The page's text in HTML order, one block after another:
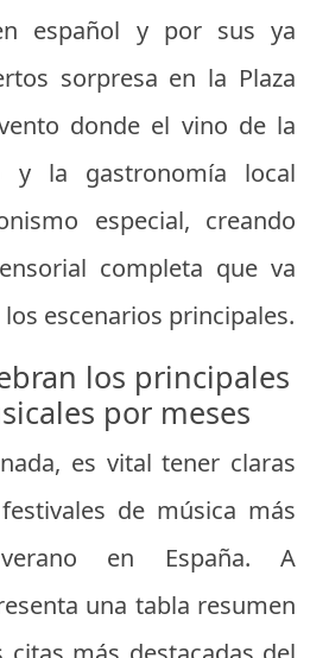
español y por sus ya
sorpresa en la Plaza
donde el vino de la
y la gastronomía local
especial, creando
completa que va
escenarios principales.
los principales
por meses
es vital tener claras
de música más
en España. A
una tabla resumen